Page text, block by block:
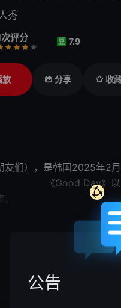
秀
次评分
荐
力荐
豆 7.9
放 分享 收
），是韩国2025年2月
乐节目的形
中的故事。
年1月，权志龙新综艺《
公告